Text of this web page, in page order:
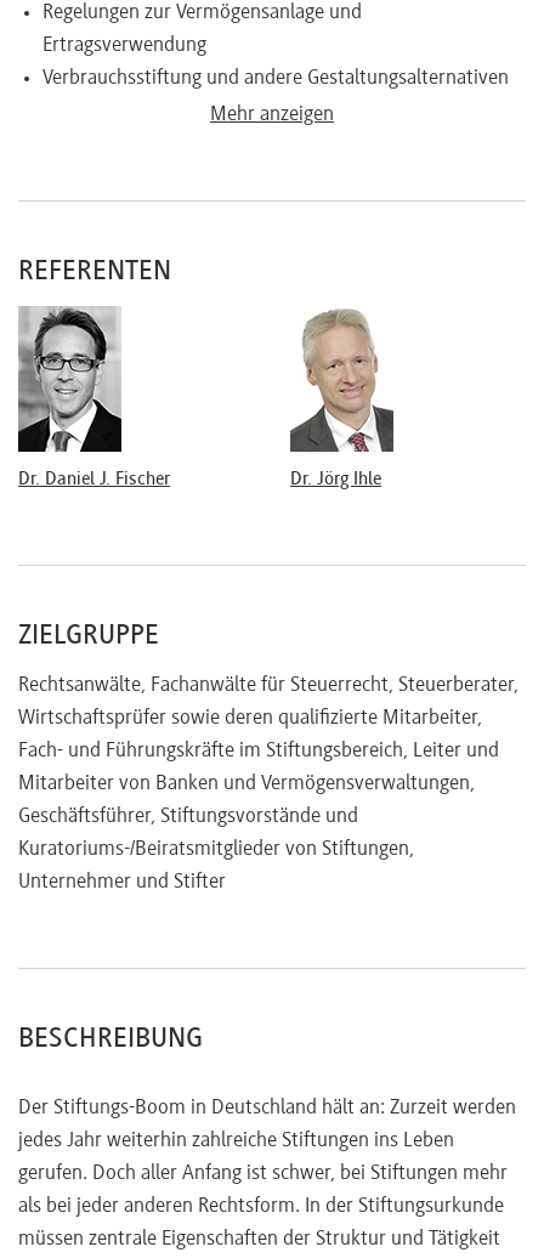
Regelungen zur Vermögensanlage und
Ertragsverwendung
Verbrauchsstiftung und andere Gestaltungsalternativen
Thesaurierungsmöglichkeiten
Besteuerung der Stiftung und ihrer Destinatäre
Gemeinnützigkeitsrecht und Spendenabzug
Steuern bei Errichtung, lfd. Betrieb und Auflösung
(gemeinnützige Stiftung und Familienstiftung):
Ertragsteuer, Erbschaftsteuer, Umsatzsteuer,
Grunderwerbsteuer
Sonderprobleme der Stiftung als Unternehmensnachfolger
Versorgungsmöglichkeiten von Familienangehörigen
Beteiligungsträger?
Betriebsaufspaltungen
Erbschaftsteuerlich optimierte Stiftung von
Einsatz unternehmensverbundener Familien- und
„Kombinationsstiftungen“
Unternehmensfortführung durch Stiftung & Co. KG
Nutzung in- und ausländischer Familienstiftungen zur
Mehr anzeigen
REFERENTEN
Dr. Daniel J. Fischer Dr. Jörg Ihle
ZIELGRUPPE
Rechtsanwälte, Fachanwälte für Steuerrecht, Steuerberater,
Wirtschaftsprüfer sowie deren qualifizierte Mitarbeiter,
Fach- und Führungskräfte im Stiftungsbereich, Leiter und
Mitarbeiter von Banken und Vermögensverwaltungen,
Geschäftsführer, Stiftungsvorstände und
Kuratoriums-/Beiratsmitglieder von Stiftungen,
Unternehmer und Stifter
BESCHREIBUNG
Der Stiftungs-Boom in Deutschland hält an: Zurzeit werden
jedes Jahr weiterhin zahlreiche Stiftungen ins Leben
gerufen. Doch aller Anfang ist schwer, bei Stiftungen mehr
als bei jeder anderen Rechtsform. In der Stiftungsurkunde
müssen zentrale Eigenschaften der Struktur und Tätigkeit